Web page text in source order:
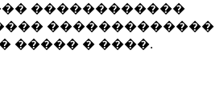
������������
�������������
����� � ����.